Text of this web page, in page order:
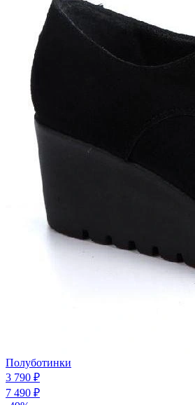
Полуботинки
3 790 ₽
7 490 ₽